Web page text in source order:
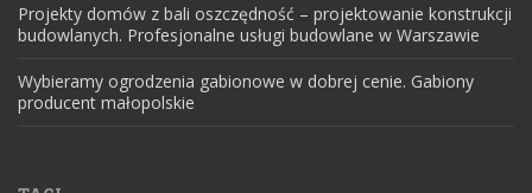
Projekty domów z bali oszczędność – projektowanie konstrukcji
budowlanych. Profesjonalne usługi budowlane w Warszawie
Wybieramy ogrodzenia gabionowe w dobrej cenie. Gabiony
producent małopolskie